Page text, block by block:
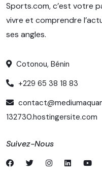
Sports.com, c’est votre
vivre et comprendre
ses angles.
Cotonou, Bénin
+229 65 38 18 83
132730.hostingersite.com
Suivez-Nous